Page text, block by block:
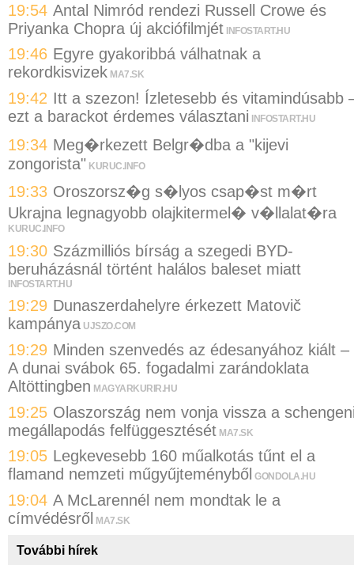
19:54 Antal Nimród rendezi Russell Crowe és
Priyanka Chopra új akciófilmjét INFOSTART.HU
19:46 Egyre gyakoribbá válhatnak a
rekordkisvizek MA7.SK
19:42 Itt a szezon! Ízletesebb és vitamindúsabb
ezt a barackot érdemes választani
INFOSTART.HU
19:34 Meg�rkezett Belgr�dba a "kijevi
zongorista" KURUC.INFO
19:33 Oroszorsz�g s�lyos csap�st m�rt
Ukrajna legnagyobb olajkitermel� v�llalat�ra
KURUC.INFO
19:30 Százmilliós bírság a szegedi BYD-
beruházásnál történt halálos baleset miatt
INFOSTART.HU
19:29 Dunaszerdahelyre érkezett Matovič
kampánya UJSZO.COM
19:29 Minden szenvedés az édesanyához kiált –
A dunai svábok 65. fogadalmi zarándoklata
Altöttingben MAGYARKURIR.HU
19:25 Olaszország nem vonja vissza a
megállapodás felfüggesztését MA7.SK
19:05 Legkevesebb 160 műalkotás tűnt el a
flamand nemzeti műgyűjteményből GONDOLA.HU
19:04 A McLarennél nem mondtak le a
címvédésről MA7.SK
További hírek